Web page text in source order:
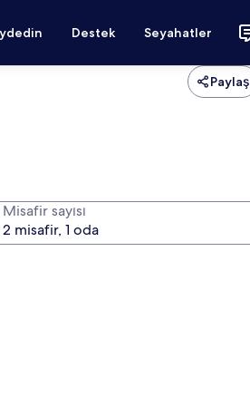
Destek Seyahatler
Paylaş
Misafir sayısı